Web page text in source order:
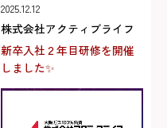
2025.12.12
株式会社アクティブライフ
新卒入社２年目研修を開催
しました✨